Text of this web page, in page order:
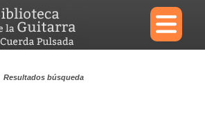
×
Resultados búsqueda